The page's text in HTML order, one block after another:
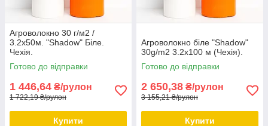
Агроволокно 30 г/м2 /
3.2х50м. "Shadow" Біле.
Чехія.
Готово до відправки
1 446,64 ₴/рулон
1 722,19 ₴/рулон
Купити
Агроволокно біле "Shadow"
30g/m2 3.2х100 м (Чехія).
Готово до відправки
2 650,38 ₴/рулон
3 155,21 ₴/рулон
Купити